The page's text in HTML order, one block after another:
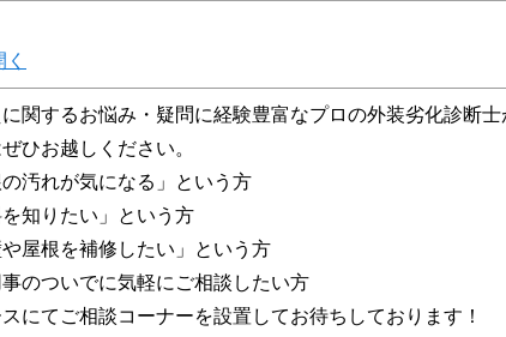
関するお悩み・疑問に経験豊富なプロの外装劣化診断士
ひお越しください。
の汚れが気になる」という方
を知りたい」という方
や屋根を補修したい」という方
事のついでに気軽にご相談したい方
にてご相談コーナーを設置してお待ちしております！